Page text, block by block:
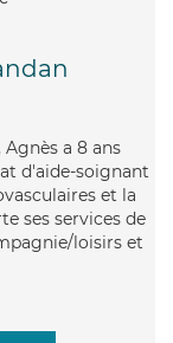
a 8 ans
d'aide-soignant
et la
ses services de
loisirs et